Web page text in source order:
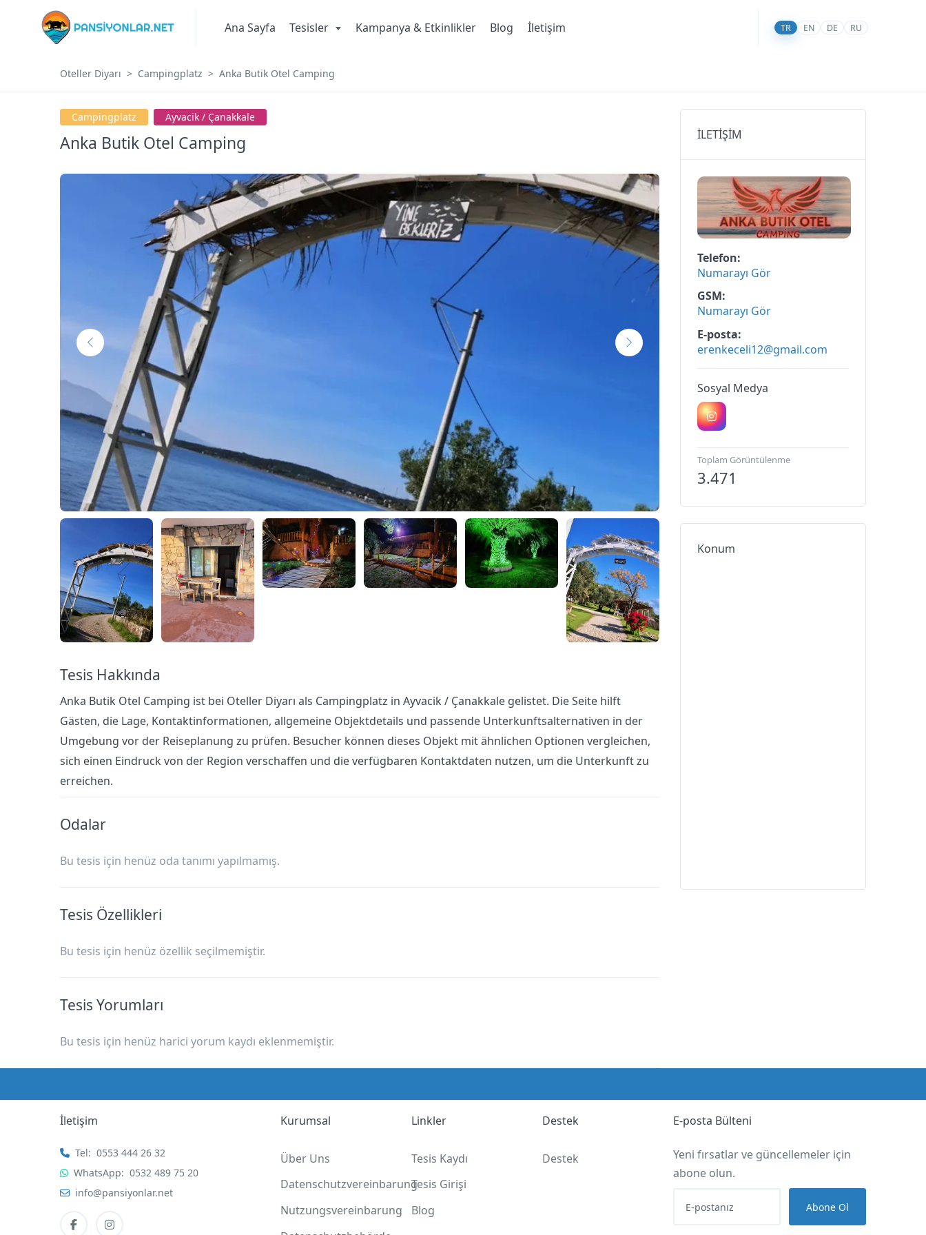
Ana Sayfa Tesisler Kampanya & Etkinlikler Blog İletişim TR EN DE RU
Oteller Diyarı Campingplatz Anka Butik Otel Camping
Campingplatz Ayvacik / Çanakkale
Anka Butik Otel Camping
Tesis Hakkında
Anka Butik Otel Camping ist bei Oteller Diyarı als Campingplatz in Ayvacik / Çanakkale gelistet. Die Seite hilft
Gästen, die Lage, Kontaktinformationen, allgemeine Objektdetails und passende Unterkunftsalternativen in der
Umgebung vor der Reiseplanung zu prüfen. Besucher können dieses Objekt mit ähnlichen Optionen vergleichen,
sich einen Eindruck von der Region verschaffen und die verfügbaren Kontaktdaten nutzen, um die Unterkunft zu
erreichen.
Odalar
Bu tesis için henüz oda tanımı yapılmamış.
Tesis Özellikleri
Bu tesis için henüz özellik seçilmemiştir.
Tesis Yorumları
Bu tesis için henüz harici yorum kaydı eklenmemiştir.
İLETİŞİM
Telefon
Numarayı Gör
GSM
Numarayı Gör
E-posta
erenkeceli12@gmail.com
Sosyal Medya
Toplam Görüntülenme
3.471
Konum
İletişim
Tel: 0553 444 26 32
WhatsApp: 0532 489 75 20
info@pansiyonlar.net
Kurumsal
Über Uns
Datenschutzvereinbarung
Nutzungsvereinbarung
Linkler
Tesis Kaydı
Tesis Girişi
Blog
Destek
Destek
E-posta Bülteni
Yeni fırsatlar ve güncellemeler için
abone olun.
Abone Ol